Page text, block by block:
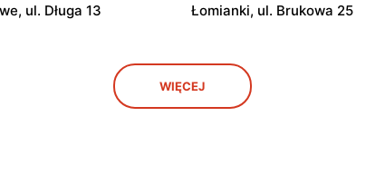
ul. Długa 13 Łomianki, ul. Brukowa 25
ul. Poznańska 151b
Media Expert
Marki al. Marsz. Józefa
2
WIĘCEJ